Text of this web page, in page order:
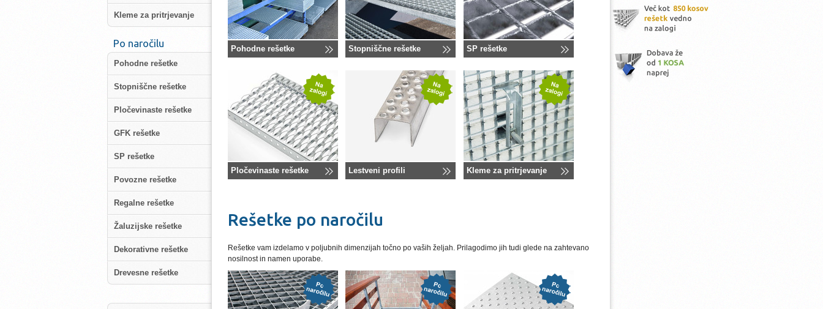
Pohodne rešetke Stopniščne rešetke SP rešetke
Pločevinaste rešetke Lestveni profili Kleme za pritrjevanje
Rešetke po naročilu
Rešetke vam izdelamo v poljubnih dimenzijah točno po vaših željah. Prilagodimo jih tudi glede na zahtevano
nosilnost in namen uporabe.
Kleme za pritrjevanje
Po naročilu
Pohodne rešetke
Stopniščne rešetke
Pločevinaste rešetke
GFK rešetke
SP rešetke
Povozne rešetke
Regalne rešetke
Žaluzijske rešetke
Dekorativne rešetke
Drevesne rešetke